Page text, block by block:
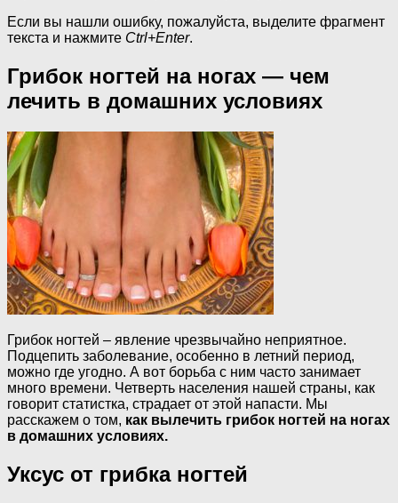
Если вы нашли ошибку, пожалуйста, выделите фрагмент
текста и нажмите Ctrl+Enter.
Грибок ногтей на ногах — чем
лечить в домашних условиях
Грибок ногтей – явление чрезвычайно неприятное.
Подцепить заболевание, особенно в летний период,
можно где угодно. А вот борьба с ним часто занимает
много времени. Четверть населения нашей страны, как
говорит статистка, страдает от этой напасти. Мы
расскажем о том, как вылечить грибок ногтей на ногах
в домашних условиях.
Уксус от грибка ногтей